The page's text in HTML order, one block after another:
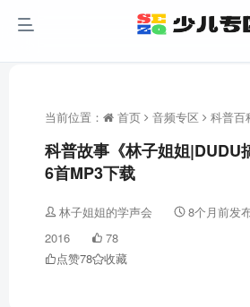
当前位置： 首页 音频专区 科普百
科普故事《林子姐姐|DUDU
6首MP3下载
林子姐姐的学声会 8个月前发
2016
78
点赞78 收藏